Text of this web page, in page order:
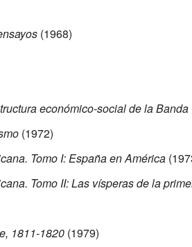
(1968)
económico-social de la Banda
(1972)
Tomo I: España en América
Tomo II: Las vísperas de la
1811-1820(1979)